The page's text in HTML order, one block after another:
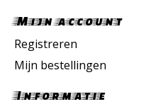
Mijn account
Registreren
Mijn bestellingen
Informatie